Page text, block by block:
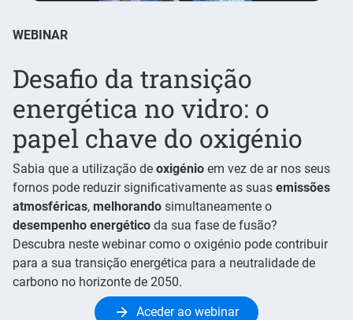
WEBINAR
Desafio da transição
energética no vidro: o
papel chave do oxigénio
Sabia que a utilização de oxigénio em vez de ar nos seus
fornos pode reduzir significativamente as suas emissões
atmosféricas, melhorando simultaneamente o
desempenho energético da sua fase de fusão?
Descubra neste webinar como o oxigénio pode contribuir
para a sua transição energética para a neutralidade de
carbono no horizonte de 2050.
Aceder ao webinar